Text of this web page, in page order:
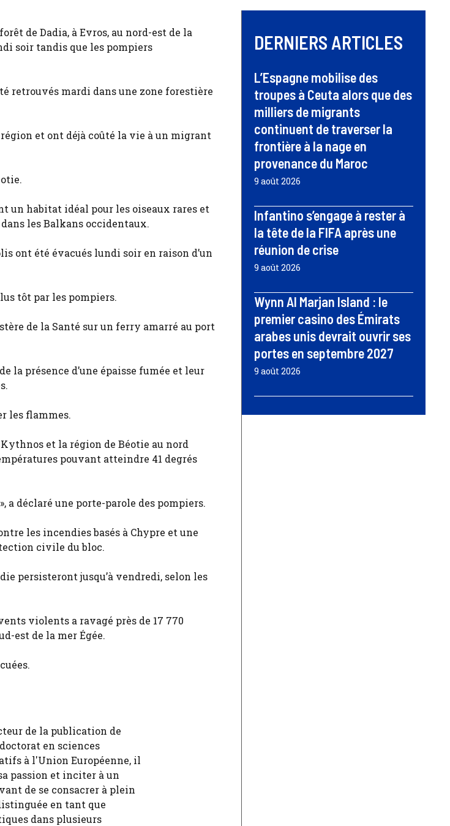
de Dadia, à Evros, au nord-est de la
soir tandis que les pompiers
retrouvés mardi dans une zone forestière
et ont déjà coûté la vie à un migrant
un habitat idéal pour les oiseaux rares et
les Balkans occidentaux.
ont été évacués lundi soir en raison d’un
tôt par les pompiers.
de la Santé sur un ferry amarré au port
la présence d’une épaisse fumée et leur
les flammes.
et la région de Béotie au nord
pouvant atteindre 41 degrés
déclaré une porte-parole des pompiers.
les incendies basés à Chypre et une
civile du bloc.
persisteront jusqu’à vendredi, selon les
violents a ravagé près de 17 770
est de la mer Égée.
de la publication de
en sciences
à l'Union Européenne, il
passion et inciter à un
de se consacrer à plein
en tant que
dans plusieurs
DERNIERS ARTICLES
L’Espagne mobilise des
troupes à Ceuta alors que des
milliers de migrants
continuent de traverser la
frontière à la nage en
provenance du Maroc
9 août 2026
Infantino s’engage à rester à
la tête de la FIFA après une
réunion de crise
9 août 2026
Wynn Al Marjan Island : le
premier casino des Émirats
arabes unis devrait ouvrir ses
portes en septembre 2027
9 août 2026